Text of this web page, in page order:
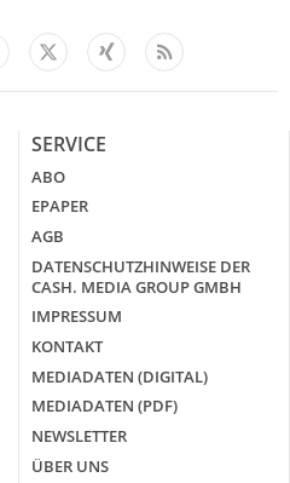
YouTube
X
Xing Feed
SERVICE
ABO
EPAPER
AGB
DATENSCHUTZHINWEISE DER
CASH. MEDIA GROUP GMBH
IMPRESSUM
KONTAKT
MEDIADATEN (DIGITAL)
MEDIADATEN (PDF)
NEWSLETTER
ÜBER UNS